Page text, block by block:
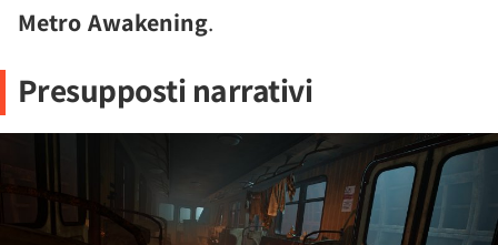
Metro Awakening.
Presupposti narrativi